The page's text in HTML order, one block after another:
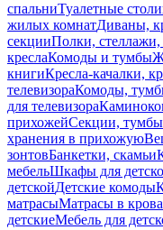
спальниТуалетные
жилых комнатДиваны,
секцииПолки,
креслаКомоды и тумбы
книгиКресла-качалки,
телевизораКомоды,
для телевизора
прихожейСекции,
хранения в прихожую
зонтовБанкетки, скамьи
мебельШкафы для
детскойДетские комоды
матрасыМатрасы в
детскиеМебель для